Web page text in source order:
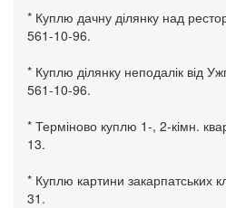
* Куплю дачну ділянку над
561-10-96.
* Куплю ділянку неподалік від
561-10-96.
* Терміново куплю 1-, 2-кімн.
13.
* Куплю картини закарпатських
31.